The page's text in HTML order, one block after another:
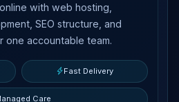
with web hosting,
SEO structure, and
one accountable team.
Fast Delivery
Care